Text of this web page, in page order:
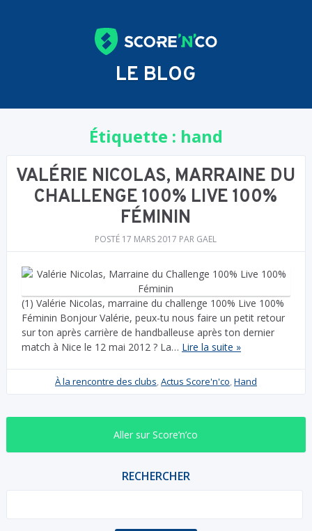
LE BLOG
Étiquette : hand
VALÉRIE NICOLAS, MARRAINE DU
CHALLENGE 100% LIVE 100%
FÉMININ
POSTÉ 17 MARS 2017 PAR GAEL
(1) Valérie Nicolas, marraine du challenge 100% Live 100%
Féminin Bonjour Valérie, peux-tu nous faire un petit retour
sur ton après carrière de handballeuse après ton dernier
match à Nice le 12 mai 2012 ? La… Lire la suite »
À la rencontre des clubs Actus Score'n'co Hand
Aller sur Score’n’co
RECHERCHER